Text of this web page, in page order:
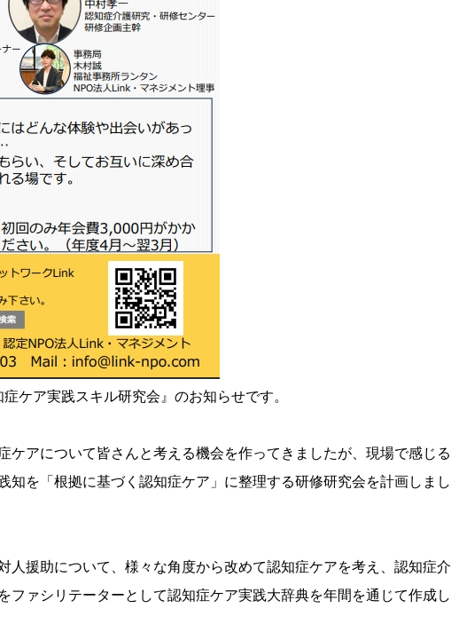
ケア実践スキル研究会』のお知らせです。
ケアについて皆さんと考える機会を作ってきましたが、現場で感じる
知を「根拠に基づく認知症ケア」に整理する研修研究会を計画しまし
人援助について、様々な角度から改めて認知症ケアを考え、認知症介
ファシリテーターとして認知症ケア実践大辞典を年間を通じて作成し